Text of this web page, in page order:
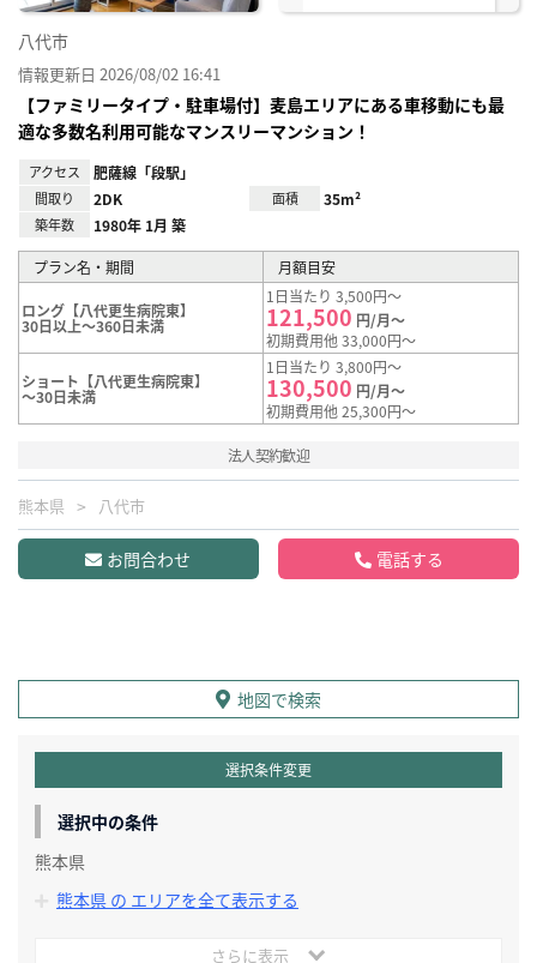
八代市
情報更新日 2026/08/02 16:41
【ファミリータイプ・駐車場付】麦島エリアにある車移動にも最
適な多数名利用可能なマンスリーマンション！
アクセス 肥薩線「段駅」
間取り 2DK 面積 35m²
築年数 1980年 1月 築
プラン名・期間 月額目安
ロング【八代更生病院東】
30日以上～360日未満
1日当たり 3,500円～
121,500 円/月～
初期費用他 33,000円～
ショート【八代更生病院東】
～30日未満
1日当たり 3,800円～
130,500 円/月～
初期費用他 25,300円～
法人契約歓迎
熊本県 八代市
お問合わせ 電話する
地図で検索
選択条件変更
選択中の条件
熊本県
熊本県 の エリアを全て表示する
さらに表示